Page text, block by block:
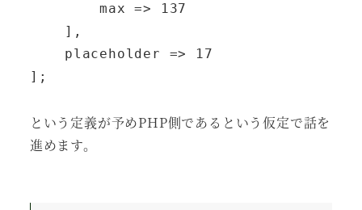
        max => 137
];
という定義が予めPHP側であるという仮定で話を
進めます。